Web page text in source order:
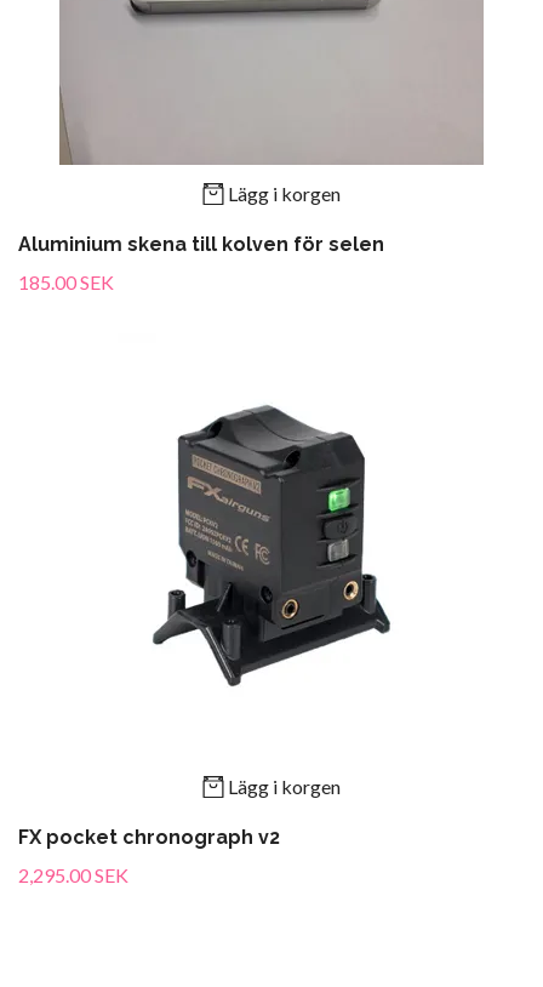
Lägg i korgen
Aluminium skena till kolven för selen
185.00 SEK
Lägg i korgen
FX pocket chronograph v2
2,295.00 SEK